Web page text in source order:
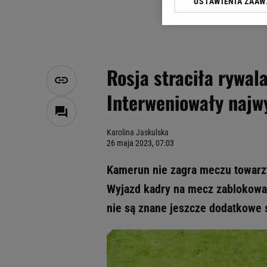
Rosja straciła
Interweniowały
Karolina Jaskulska
26 maja 2023, 07:03
Kamerun nie zagra meczu
Wyjazd kadry na mecz
nie są znane jeszcze
Klikając „Akceptuję”
Zaufanych Partnerów i
My, nasi Zaufani
Przechowywanie